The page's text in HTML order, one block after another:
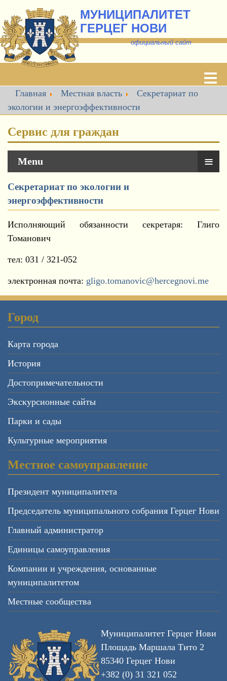
МУНИЦИПАЛИТЕТ
ГЕРЦЕГ НОВИ
официальный сайт
Главная Местная власть
Секретариат по
экологии и энергоэффективности
Сервис для граждан
Menu ≡
Секретариат по экологии и
энергоэффективности
Исполняющий обязанности секретаря: Глиго
Томанович
тел: 031 / 321-052
электронная почта: gligo.tomanovic@hercegnovi.me
Город
Карта города
История
Достопримечательности
Экскурсионные сайты
Парки и сады
Культурные мероприятия
Местное самоуправление
Президент муниципалитета
Председатель муниципального собрания Герцег Нови
Главный администратор
Единицы самоуправления
Компании и учреждения, основанные
муниципалитетом
Местные сообщества
Муниципалитет Герцег Нови
Площадь Маршала Тито 2
85340 Герцег Нови
+382 (0) 31 321 052